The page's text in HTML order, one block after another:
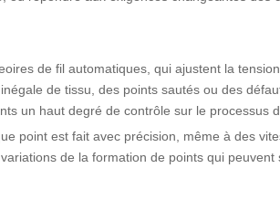
de fil automatiques, qui ajustent la
de tissu, des points sautés ou des
un haut degré de contrôle sur le processus
point est fait avec précision, même à des
de la formation de points qui peuvent